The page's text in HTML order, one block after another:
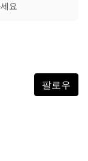
요
팔로우